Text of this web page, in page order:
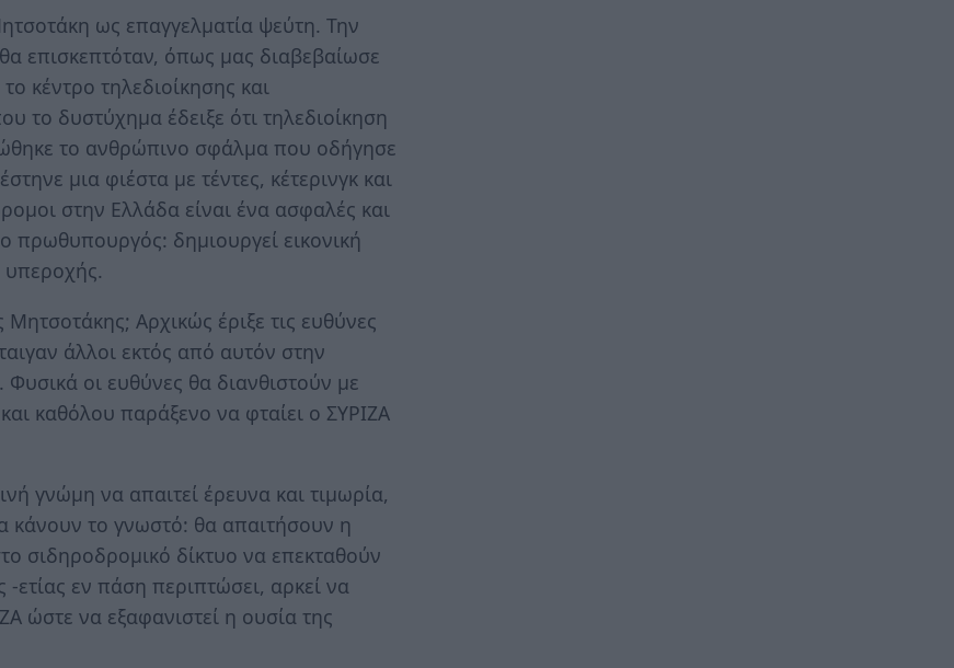
ως επαγγελματία ψεύτη. Την
επισκεπτόταν, όπως μας διαβεβαίωσε
κέντρο τηλεδιοίκησης και
δυστύχημα έδειξε ότι τηλεδιοίκηση
το ανθρώπινο σφάλμα που οδήγησε
μια φιέστα με τέντες, κέτερινγκ και
στην Ελλάδα είναι ένα ασφαλές και
πρωθυπουργός: δημιουργεί εικονική
υπεροχής.
Αρχικώς έριξε τις ευθύνες
άλλοι εκτός από αυτόν στην
οι ευθύνες θα διανθιστούν με
καθόλου παράξενο να φταίει ο ΣΥΡΙΖΑ
γνώμη να απαιτεί έρευνα και τιμωρία,
κάνουν το γνωστό: θα απαιτήσουν η
σιδηροδρομικό δίκτυο να επεκταθούν
-ετίας εν πάση περιπτώσει, αρκεί να
ώστε να εξαφανιστεί η ουσία της